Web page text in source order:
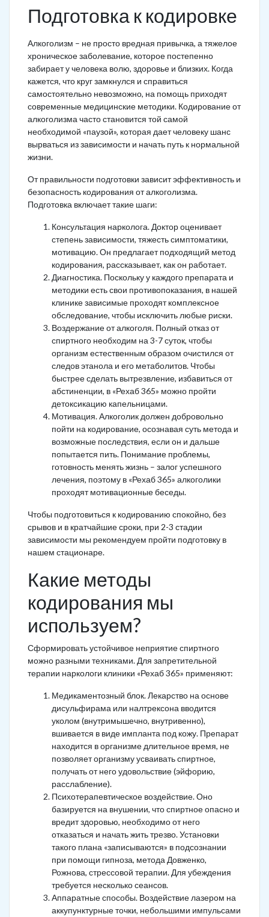
Подготовка к кодировке
Алкоголизм – не просто вредная привычка, а тяжелое
хроническое заболевание, которое постепенно
забирает у человека волю, здоровье и близких. Когда
кажется, что круг замкнулся и справиться
самостоятельно невозможно, на помощь приходят
современные медицинские методики. Кодирование от
алкоголизма часто становится той самой
необходимой «паузой», которая дает человеку шанс
вырваться из зависимости и начать путь к нормальной
жизни.
От правильности подготовки зависит эффективность и
безопасность кодирования от алкоголизма.
Подготовка включает такие шаги:
Консультация нарколога. Доктор оценивает
степень зависимости, тяжесть симптоматики,
мотивацию. Он предлагает подходящий метод
кодирования, рассказывает, как он работает.
Диагностика. Поскольку у каждого препарата и
методики есть свои противопоказания, в нашей
клинике зависимые проходят комплексное
обследование, чтобы исключить любые риски.
Воздержание от алкоголя. Полный отказ от
спиртного необходим на 3-7 суток, чтобы
организм естественным образом очистился от
следов этанола и его метаболитов. Чтобы
быстрее сделать вытрезвление, избавиться от
абстиненции, в «Рехаб 365» можно пройти
детоксикацию капельницами.
Мотивация. Алкоголик должен добровольно
пойти на кодирование, осознавая суть метода и
возможные последствия, если он и дальше
попытается пить. Понимание проблемы,
готовность менять жизнь – залог успешного
лечения, поэтому в «Рехаб 365» алкоголики
проходят мотивационные беседы.
Чтобы подготовиться к кодированию спокойно, без
срывов и в кратчайшие сроки, при 2-3 стадии
зависимости мы рекомендуем пройти подготовку в
нашем стационаре.
Какие методы
кодирования мы
используем?
Сформировать устойчивое неприятие спиртного
можно разными техниками. Для запретительной
терапии наркологи клиники «Рехаб 365» применяют:
Медикаментозный блок. Лекарство на основе
дисульфирама или налтрексона вводится
уколом (внутримышечно, внутривенно),
вшивается в виде импланта под кожу. Препарат
находится в организме длительное время, не
позволяет организму усваивать спиртное,
получать от него удовольствие (эйфорию,
расслабление).
Психотерапевтическое воздействие. Оно
базируется на внушении, что спиртное опасно и
вредит здоровью, необходимо от него
отказаться и начать жить трезво. Установки
такого плана «записываются» в подсознании
при помощи гипноза, метода Довженко,
Рожнова, стрессовой терапии. Для убеждения
требуется несколько сеансов.
Аппаратные способы. Воздействие лазером на
аккупунктурные точки, небольшими импульсами